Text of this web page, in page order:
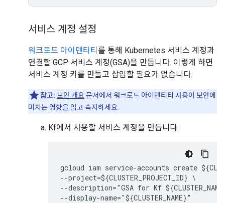
서비스 계정 설정
워크로드 아이덴티티 를 통해 Kubernetes 서비스 계정과
연결할 GCP 서비스 계정(GSA)을 만듭니다. 이렇게 하면
서비스 계정 키를 만들고 삽입할 필요가 없습니다.
참고: 보안 개요 문서에서 워크로드 아이덴티티 사용이 보안에
미치는 영향을 읽고 숙지하세요.
Kf에서 사용할 서비스 계정을 만듭니다.
gcloud iam service-accounts create
--project=${CLUSTER_PROJECT_ID} \
--description="GSA for Kf
--display-name="${CLUSTER_NAME}"